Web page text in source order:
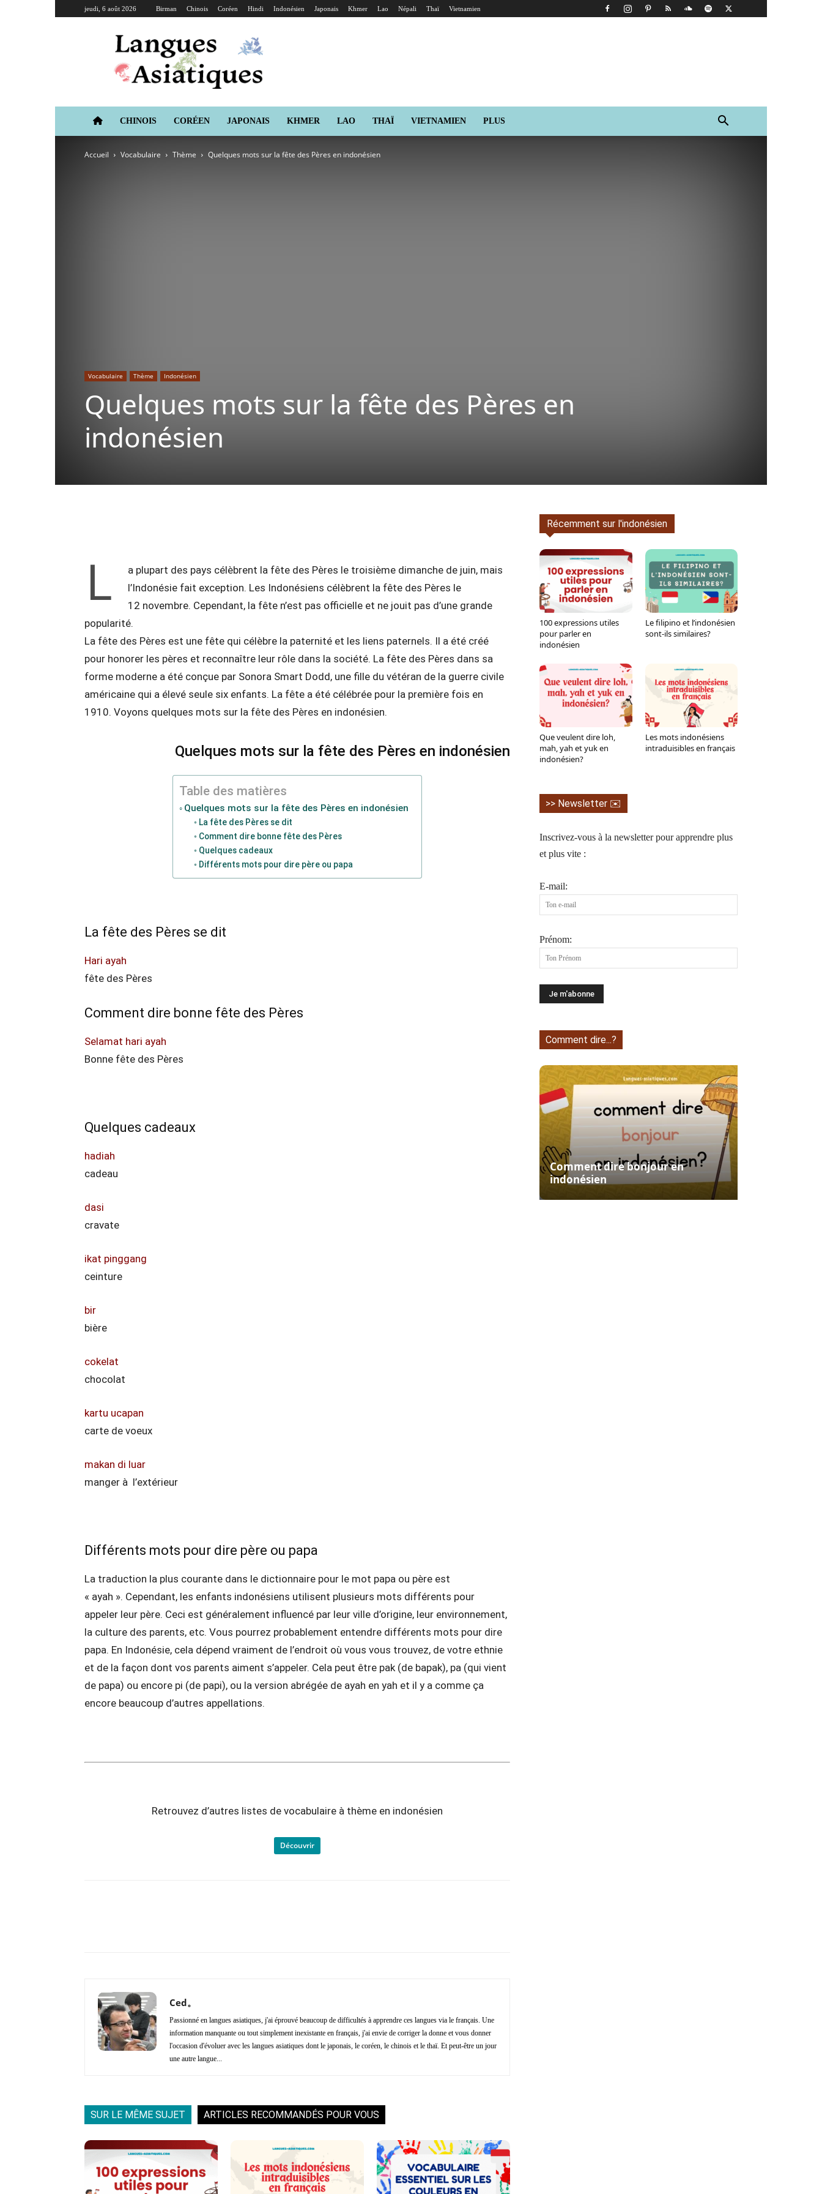
jeudi, 6 août 2026 Birman Chinois Coréen Hindi Indonésien Japonais Khmer Lao Népali Thaï Vietnamien
Langues
Asiatiques
CHINOIS CORÉEN JAPONAIS KHMER LAO THAÏ VIETNAMIEN PLUS
Accueil Vocabulaire Thème Quelques mots sur la fête des Pères en indonésien
Vocabulaire Thème Indonésien
Quelques mots sur la fête des Pères en
indonésien
Tumblr WhatsApp
L
a plupart des pays célèbrent la fête des Pères le troisième dimanche de juin, mais
l’Indonésie fait exception. Les Indonésiens célèbrent la fête des Pères le
12 novembre. Cependant, la fête n’est pas officielle et ne jouit pas d’une grande
popularité.
La fête des Pères est une fête qui célèbre la paternité et les liens paternels. Il a été créé
pour honorer les pères et reconnaître leur rôle dans la société. La fête des Pères dans sa
forme moderne a été conçue par Sonora Smart Dodd, une fille du vétéran de la guerre civile
américaine qui a élevé seule six enfants. La fête a été célébrée pour la première fois en
1910. Voyons quelques mots sur la fête des Pères en indonésien.
Quelques mots sur la fête des Pères en indonésien
Table des matières
Quelques mots sur la fête des Pères en indonésien
La fête des Pères se dit
Comment dire bonne fête des Pères
Quelques cadeaux
Différents mots pour dire père ou papa
La fête des Pères se dit
Hari ayah
fête des Pères
Comment dire bonne fête des Pères
Selamat hari ayah
Bonne fête des Pères
Quelques cadeaux
hadiah
cadeau
dasi
cravate
ikat pinggang
ceinture
bir
bière
cokelat
chocolat
kartu ucapan
carte de voeux
makan di luar
manger à l’extérieur
Différents mots pour dire père ou papa
La traduction la plus courante dans le dictionnaire pour le mot papa ou père est
« ayah ». Cependant, les enfants indonésiens utilisent plusieurs mots différents pour
appeler leur père. Ceci est généralement influencé par leur ville d’origine, leur environnement,
la culture des parents, etc. Vous pourrez probablement entendre différents mots pour dire
papa. En Indonésie, cela dépend vraiment de l’endroit où vous vous trouvez, de votre ethnie
et de la façon dont vos parents aiment s’appeler. Cela peut être pak (de bapak), pa (qui vient
de papa) ou encore pi (de papi), ou la version abrégée de ayah en yah et il y a comme ça
encore beaucoup d’autres appellations.
Retrouvez d’autres listes de vocabulaire à thème en indonésien
Découvrir
Ced。
Passionné en langues asiatiques, j'ai éprouvé beaucoup de difficultés à apprendre ces langues via le français. Une
information manquante ou tout simplement inexistante en français, j'ai envie de corriger la donne et vous donner
l'occasion d'évoluer avec les langues asiatiques dont le japonais, le coréen, le chinois et le thaï. Et peut-être un jour
une autre langue...
SUR LE MÊME SUJET ARTICLES RECOMMANDÉS POUR VOUS
Récemment sur l'indonésien
100 expressions utiles
pour parler en
indonésien
Le filipino et l’indonésien
sont-ils similaires?
Que veulent dire loh,
mah, yah et yuk en
indonésien?
Les mots indonésiens
intraduisibles en français
>> Newsletter ✉️
Inscrivez-vous à la newsletter pour apprendre plus
et plus vite :
E-mail:
Prénom:
Comment dire...?
Comment dire bonjour en
indonésien